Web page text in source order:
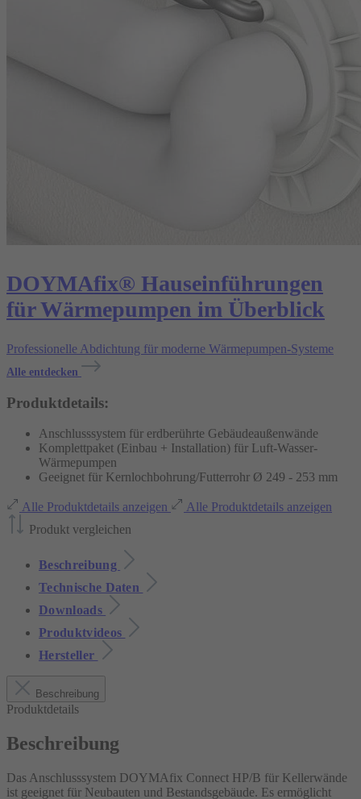
DOYMAfix® Hauseinführungen
für Wärmepumpen im Überblick
Professionelle Abdichtung für moderne Wärmepumpen-Systeme
Alle entdecken
Produktdetails:
Anschlusssystem für erdberührte Gebäudeaußenwände
Komplettpaket (Einbau + Installation) für Luft-Wasser-
Wärmepumpen
Geeignet für Kernlochbohrung/Futterrohr Ø 249 - 253 mm
Alle Produktdetails anzeigen
Alle Produktdetails anzeigen
Produkt vergleichen
Beschreibung
Technische Daten
Downloads
Produktvideos
Hersteller
Beschreibung
Produktdetails
Beschreibung
Das Anschlusssystem DOYMAfix Connect HP/B für Kellerwände
ist geeignet für Neubauten und Bestandsgebäude. Es ermöglicht